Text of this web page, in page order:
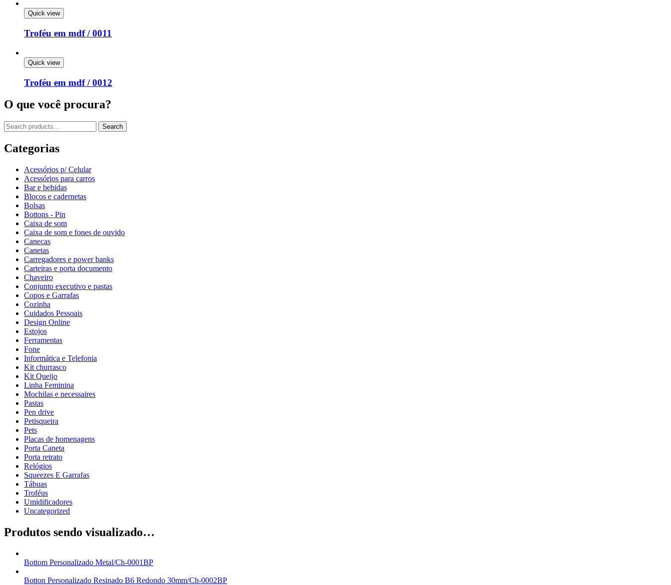
Quick view
Troféu em mdf / 0011
Quick view
Troféu em mdf / 0012
O que você procura?
Search
Categorias
Acessórios p/ Celular
Acessórios para carros
Bar e bebidas
Blocos e cadernetas
Bolsas
Bottons - Pin
Caixa de som
Caixa de som e fones de ouvido
Canecas
Canetas
Carregadores e power banks
Carteiras e porta documento
Chaveiro
Conjunto executivo e pastas
Copos e Garrafas
Cozinha
Cuidados Pessoais
Design Online
Estojos
Ferramentas
Fone
Informática e Telefonia
Kit churrasco
Kit Queijo
Linha Feminina
Mochilas e necessaires
Pastas
Pen drive
Petisqueira
Pets
Placas de homenagens
Porta Caneta
Porta retrato
Relógios
Squeezes E Garrafas
Tábuas
Troféus
Umidificadores
Uncategorized
Produtos sendo visualizado…
Bottom Personalizado Metal/Ch-0001BP
Botton Personalizado Resinado B6 Redondo 30mm/Ch-0002BP